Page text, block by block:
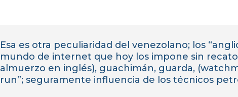
Esa es otra peculiaridad del venezolano; los
mundo de internet que hoy los impone sin
almuerzo en inglés), guachimán, guarda,
run”; seguramente influencia de los técnicos